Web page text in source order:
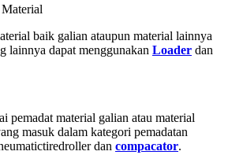
baik galian ataupun material lainnya
lainnya dapat menggunakan Loader dan
pemadat material galian atau material
masuk dalam kategori pemadatan
dan compacator.